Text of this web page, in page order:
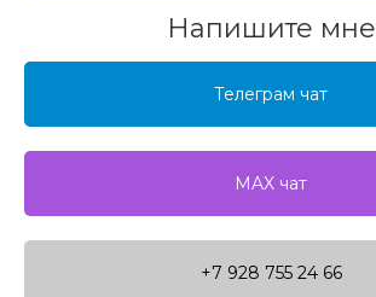
Напишите мне
Телеграм чат
MAX чат
+7 928 755 24 66